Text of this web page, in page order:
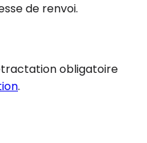
de renvoi.
obligatoire
.